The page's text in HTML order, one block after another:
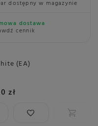
dostępny w magazynie
dostawa
cennik
(EA)
zł